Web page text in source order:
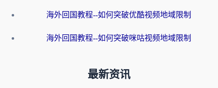
海外回国教程--如何突破优酷视频地域限制
海外回国教程--如何突破咪咕视频地域限制
最新资讯